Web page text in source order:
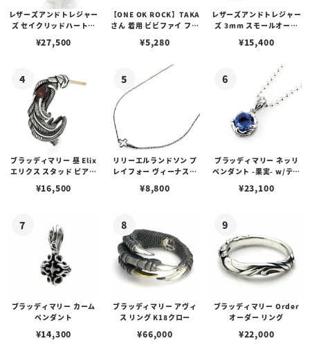
レザーズアンドトレジャー
ズ セイクリッドハートピ
¥27,500
【ONE OK ROCK】TAKA
さん 着用 ビビファイ フー
¥5,280
レザーズアンドトレジャー
ズ 3mm スモールオーバ
ブスタークラスプ＆LTロ
¥15,400
ブラッディマリー 昼 Elix
エリクス スタッド ピアス
¥16,500
リリーエルランドソン プ
レイフォー ヴィーナスチ
¥8,800
ブラッディマリー ネッリ
ペンダント -果実- w/ティ
¥23,100
ブラッディマリー カーム
ペンダント
¥14,300
ブラッディマリー アヴィ
ス リング K18クロー
¥66,000
ブラッディマリー Order
オーダー リング
¥22,000